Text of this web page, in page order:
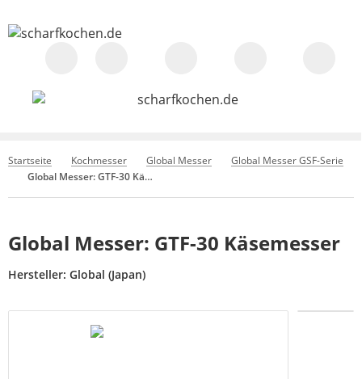
Startseite Kochmesser Global Messer
Global Messer GSF-Serie
Global Messer: GTF-30 Käsemesser
Global Messer: GTF-30 Käsemesser
Hersteller: Global (Japan)